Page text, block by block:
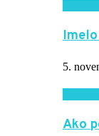
5.
Ako